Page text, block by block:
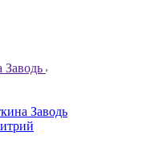
Заводь